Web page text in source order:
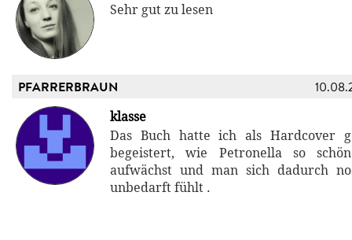
Sehr gut zu lesen
PFARRERBRAUN
klasse
Das Buch hatte ich als Hardcover
begeistert, wie Petronella so
aufwächst und man sich dadurch
unbedarft fühlt .